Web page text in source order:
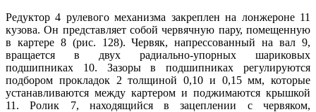
Редуктор 4 рулевого механизма закреплен на лонжероне 11
кузова. Он представляет собой червячную пару, помещенную
в картере 8 (рис. 128). Червяк, напрессованный на вал 9,
вращается в двух радиально-упорных шариковых
подшипниках 10. Зазоры в подшипниках регулируются
подбором прокладок 2 толщиной 0,10 и 0,15 мм, которые
устанавливаются между картером и поджимаются крышкой
11. Ролик 7, находящийся в зацеплении с червяком,